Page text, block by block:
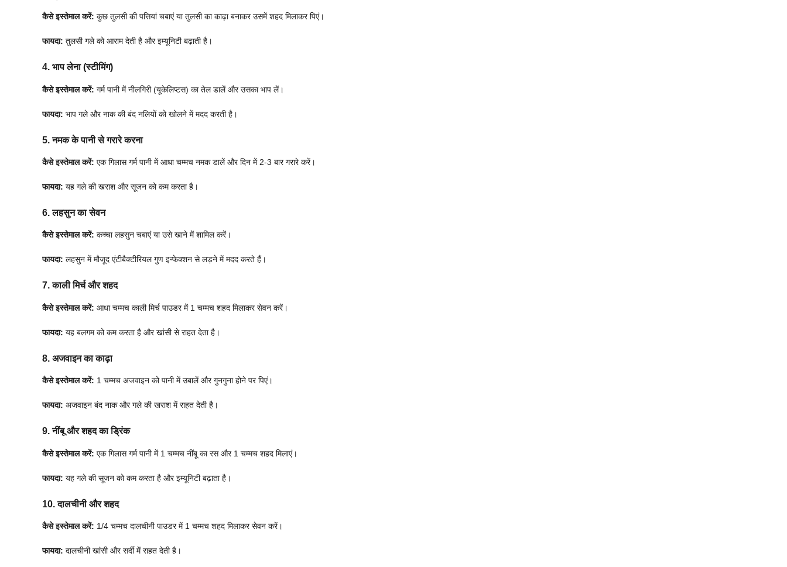
कैसे इस्तेमाल करें: कुछ तुलसी की पत्तियां चबाएं या तुलसी का काढ़ा बनाकर उसमें शहद मिलाकर पिएं।
फायदा: तुलसी गले को आराम देती है और इम्यूनिटी बढ़ाती है।
4. भाप लेना (स्टीमिंग)
कैसे इस्तेमाल करें: गर्म पानी में नीलगिरी (यूकेलिप्टस) का तेल डालें और उसका भाप लें।
फायदा: भाप गले और नाक की बंद नलियों को खोलने में मदद करती है।
5. नमक के पानी से गरारे करना
कैसे इस्तेमाल करें: एक गिलास गर्म पानी में आधा चम्मच नमक डालें और दिन में 2-3 बार गरारे करें।
फायदा: यह गले की खराश और सूजन को कम करता है।
6. लहसुन का सेवन
कैसे इस्तेमाल करें: कच्चा लहसुन चबाएं या उसे खाने में शामिल करें।
फायदा: लहसुन में मौजूद एंटीबैक्टीरियल गुण इन्फेक्शन से लड़ने में मदद करते हैं।
7. काली मिर्च और शहद
कैसे इस्तेमाल करें: आधा चम्मच काली मिर्च पाउडर में 1 चम्मच शहद मिलाकर सेवन करें।
फायदा: यह बलगम को कम करता है और खांसी से राहत देता है।
8. अजवाइन का काढ़ा
कैसे इस्तेमाल करें: 1 चम्मच अजवाइन को पानी में उबालें और गुनगुना होने पर पिएं।
फायदा: अजवाइन बंद नाक और गले की खराश में राहत देती है।
9. नींबू और शहद का ड्रिंक
कैसे इस्तेमाल करें: एक गिलास गर्म पानी में 1 चम्मच नींबू का रस और 1 चम्मच शहद मिलाएं।
फायदा: यह गले की सूजन को कम करता है और इम्यूनिटी बढ़ाता है।
10. दालचीनी और शहद
कैसे इस्तेमाल करें: 1/4 चम्मच दालचीनी पाउडर में 1 चम्मच शहद मिलाकर सेवन करें।
फायदा: दालचीनी खांसी और सर्दी में राहत देती है।